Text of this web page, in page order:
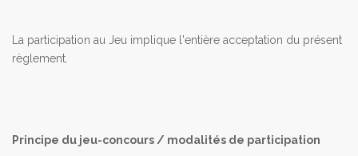
La participation au Jeu implique l'entière acceptation du présent
règlement.
Principe du jeu-concours / modalités de participation